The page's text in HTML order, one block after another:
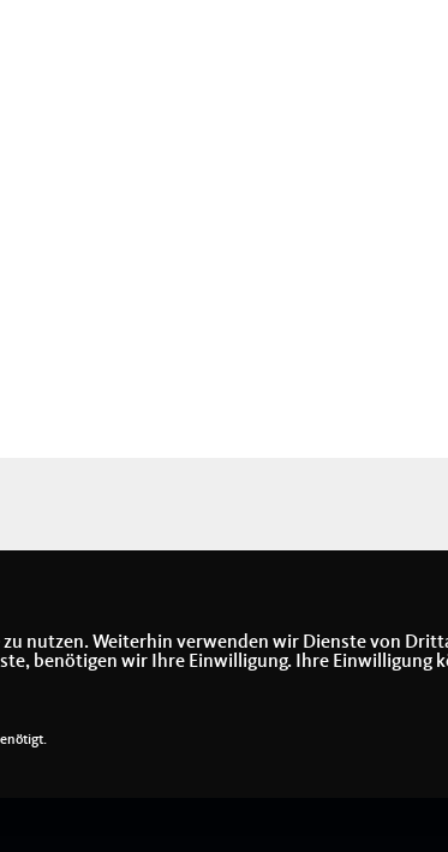
nutzen. Weiterhin verwenden wir Dienste von
benötigen wir Ihre Einwilligung. Ihre Einwilligung